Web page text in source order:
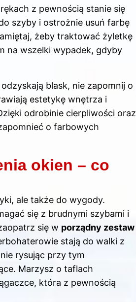
z pewnością stanie się
szyby i ostrożnie usuń farbę
żeby traktować żyletkę
na wszelki wypadek, gdyby
blask, nie zapomnij o
estetykę wnętrza i
odrobinie cierpliwości oraz
o farbowych
okien – co
ale także do wygody.
się z brudnymi szybami i
się w porządny zestaw
stają do walki z
rysując przy tym
Marzysz o taflach
która z pewnością